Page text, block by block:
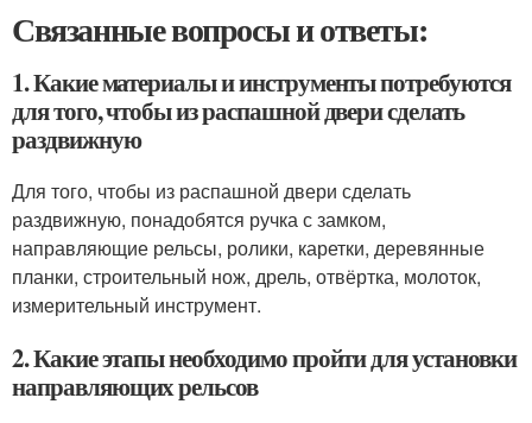
Связанные вопросы и ответы:
1. Какие материалы и инструменты потребуются
для того, чтобы из распашной двери сделать
раздвижную
Для того, чтобы из распашной двери сделать
раздвижную, понадобятся ручка с замком,
направляющие рельсы, ролики, каретки, деревянные
планки, строительный нож, дрель, отвёртка, молоток,
измерительный инструмент.
2. Какие этапы необходимо пройти для установки
направляющих рельсов